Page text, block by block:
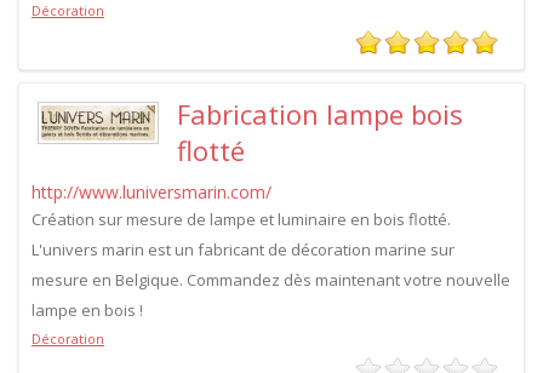
Décoration
Fabrication lampe bois
flotté
http://www.luniversmarin.com/
Création sur mesure de lampe et luminaire en bois flotté.
L'univers marin est un fabricant de décoration marine sur
mesure en Belgique. Commandez dès maintenant votre nouvelle
lampe en bois !
Décoration